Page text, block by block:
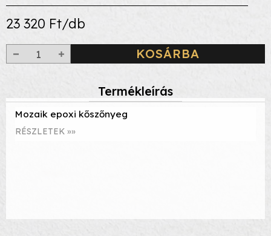
23 320 Ft/db
KOSÁRBA
Termékleírás
Mozaik epoxi kőszőnyeg
RÉSZLETEK »»